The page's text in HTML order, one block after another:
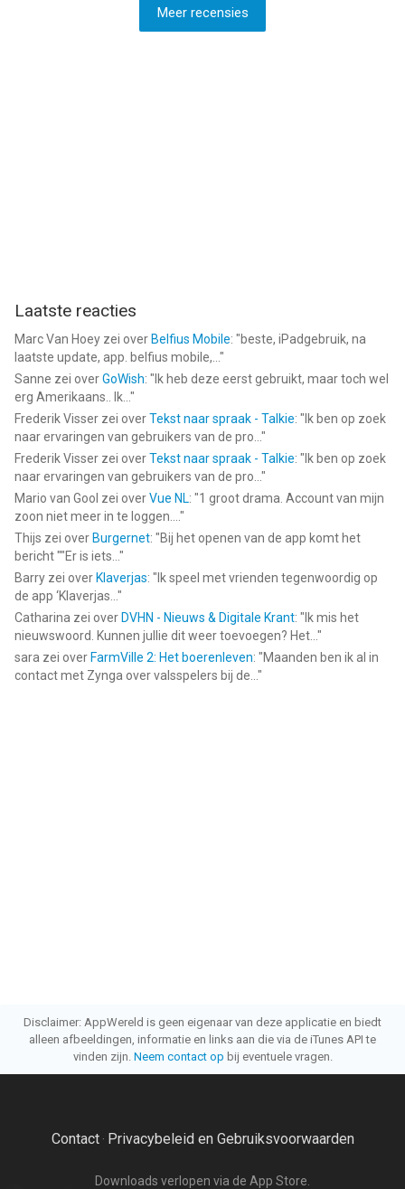
Meer recensies
Laatste reacties
Marc Van Hoey zei over Belfius Mobile: "beste, iPadgebruik, na
laatste update, app. belfius mobile,... "
Sanne zei overGoWish: " Ik heb deze eerst gebruikt, maar toch wel
erg Amerikaans.. Ik... "
Frederik Visser zei overTekst naar spraak - Talkie: " Ik ben op zoek
naar ervaringen van gebruikers van de pro... "
Frederik Visser zei overTekst naar spraak - Talkie: " Ik ben op zoek
naar ervaringen van gebruikers van de pro... "
Mario van Gool zei overVue NL: "1 groot drama. Account van mijn
zoon niet meer in te loggen.... "
Thijs zei over Burgernet: "Bij het openen van de app komt het
bericht ""Er is iets... "
Barry zei over Klaverjas: " Ik speel met vrienden tegenwoordig op
de app ‘Klaverjas... "
Catharina zei over DVHN - Nieuws & Digitale Krant: " Ik mis het
nieuwswoord. Kunnen jullie dit weer toevoegen? Het... "
sara zei over FarmVille 2: Het boerenleven: "Maanden ben ik al in
contact met Zynga over valsspelers bij de... "
Disclaimer: AppWereld is geen eigenaar van deze applicatie en biedt
alleen afbeeldingen, informatie en links aan die via de iTunes API te
vinden zijn. Neem contact op bij eventuele vragen.
Contact· Privacybeleid en Gebruiksvoorwaarden
Downloads verlopen via de App Store.